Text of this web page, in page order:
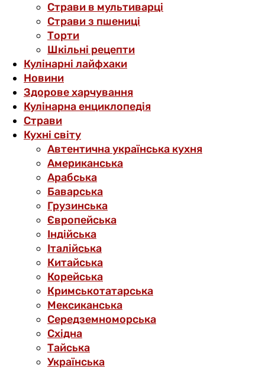
Страви в мультиварці
Страви з пшениці
Торти
Шкільні рецепти
Кулінарні лайфхаки
Новини
Здорове харчування
Кулінарна енциклопедія
Страви
Кухні світу
Автентична українська кухня
Американська
Арабська
Баварська
Грузинська
Європейська
Індійська
Італійська
Китайська
Корейська
Кримськотатарська
Мексиканська
Середземноморська
Східна
Тайська
Українська